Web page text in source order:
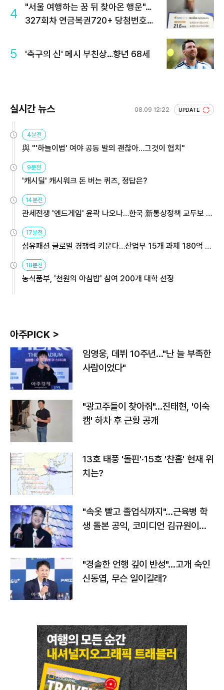
4
"서울 여행하는 꿈 뒤 찾아온 행운"…
327회차 연금복권720+ 당첨번호조
5 '축구의 신' 메시 부친상…향년 68세
실시간 뉴스 08.09 12:22 UPDATE
4분전
與 "'하늘이법' 여야 공동 발의 괜찮아…그것이 협치"
9분전
'캐시딜' 캐시워크 돈 버는 퀴즈, 정답은?
14분전
관세전쟁 '엔드게임' 윤곽 나오나…한국 新통상정책 교두보 활
용해야
17분전
섬유패션 글로벌 경쟁력 키운다…산업부 15개 과제 180억 지
원
18분전
농식품부, '천원의 아침밥' 참여 200개 대학 선정
아주PICK >
임영웅, 데뷔 10주년…"난 늘 부족한
사람이었다"
"광고주들이 찾아줘"…진태현, '이숙
캠' 하차 후 근황 공개
13호 태풍 '돌핀'·15호 '찬홈' 현재 위
치는?
"속옷 빨고 졸업식까지"…근육병 학
생 돌본 공익, 코미디언 김규원이었
"경솔한 언행 깊이 반성"…고개 숙인
신동엽, 무슨 일이길래?